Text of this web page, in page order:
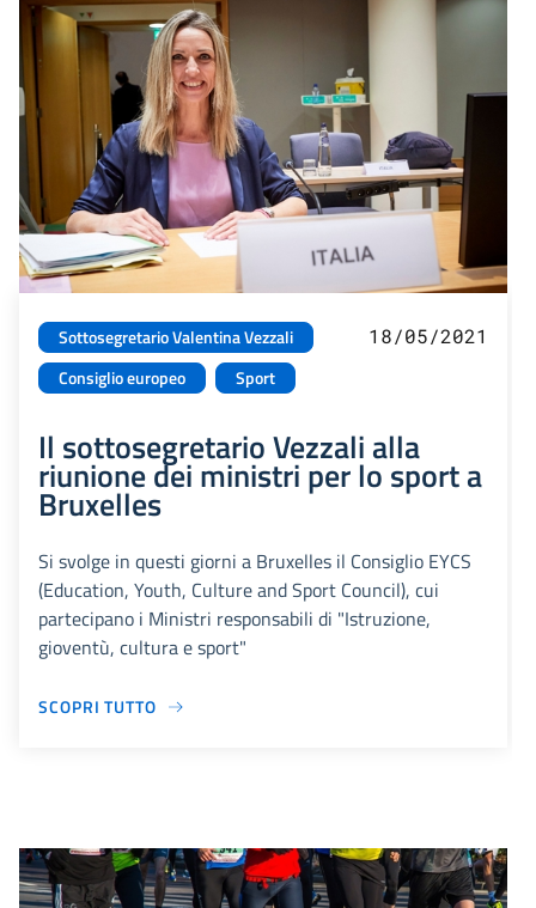
Sottosegretario Valentina Vezzali
Consiglio europeo
Sport
18/05/2021
Il sottosegretario Vezzali alla
riunione dei ministri per lo sport a
Bruxelles
Si svolge in questi giorni a Bruxelles il Consiglio EYCS
(Education, Youth, Culture and Sport Council), cui
partecipano i Ministri responsabili di "Istruzione,
gioventù, cultura e sport"
SCOPRI TUTTO